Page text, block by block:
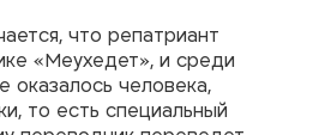
что репатриант
«Меухедет», и среди
оказалось человека,
то есть специальный